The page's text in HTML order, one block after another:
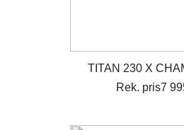
TITAN 230 X
Rek. pris7